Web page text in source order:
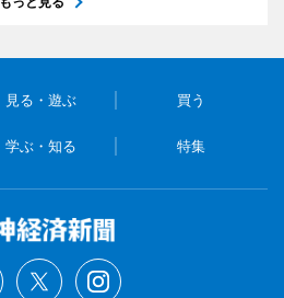
見る・遊ぶ 買う
学ぶ・知る 特集